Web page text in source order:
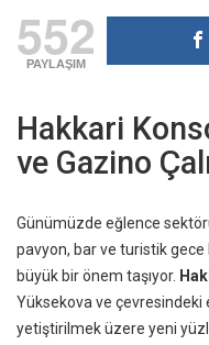
552
PAYLAŞIM
Hakkari
ve Gazino
Günümüzde eğlence
pavyon, bar ve turistik
büyük bir önem taşıyor.
Yüksekova ve çevresindeki
yetiştirilmek üzere yeni